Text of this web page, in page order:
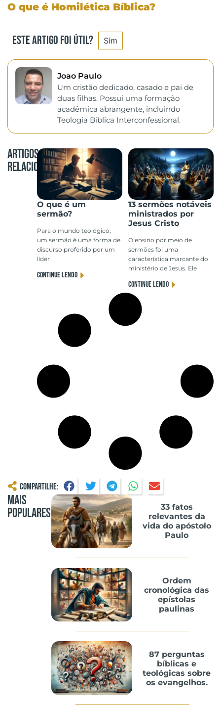
O que é Homilética Bíblica?
Este artigo foi útil? Sim
Joao Paulo
Um cristão dedicado, casado e pai de
duas filhas. Possui uma formação
acadêmica abrangente, incluindo
Teologia Bíblica Interconfessional.
Artigos
Relacionados
O que é um
sermão?
Para o mundo teológico,
um sermão é uma forma de
discurso proferido por um
líder
CONTINUE LENDO
13 sermões notáveis
ministrados por
Jesus Cristo
O ensino por meio de
sermões foi uma
característica marcante do
ministério de Jesus. Ele
CONTINUE LENDO
Compartilhe:
Mais
Populares
33 fatos
relevantes da
vida do apóstolo
Paulo
Ordem
cronológica das
epístolas
paulinas
87 perguntas
bíblicas e
teológicas sobre
os evangelhos.